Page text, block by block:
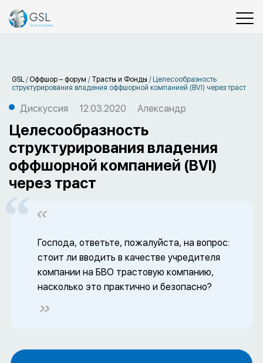
GSL / Оффшор – форум / Трасты и Фонды / Целесообразность
структурирования владения оффшорной компанией (BVI) через траст
Дискуссия 12.03.2020 Александр
Целесообразность
структурирования владения
оффшорной компанией (BVI)
через траст
Господа, ответьте, пожалуйста, на вопрос:
стоит ли вводить в качестве учредителя
компании на БВО трастовую компанию,
насколько это практично и безопасно?